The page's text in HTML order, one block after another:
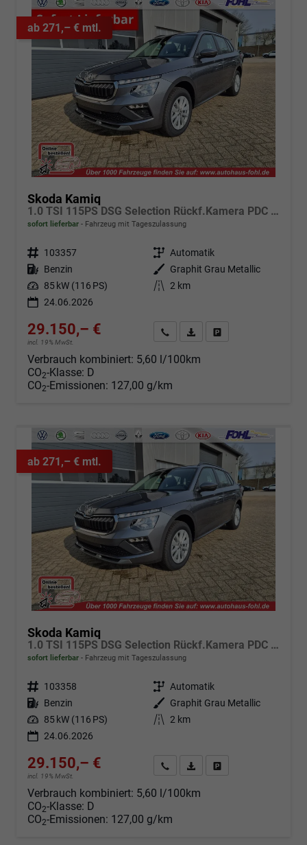
ab 271,– € mtl.
Skoda Kamiq
1.0 TSI 115PS DSG Selection Rückf.Kamera PDC v+h Sitzheizung Klimaautomatik Skoda-Radio Apple CarPlay + Android Auto Tempomat Garantieverlängerung 16"LM
sofort lieferbar Fahrzeug mit Tageszulassung
Fahrzeugnr. 103357 Getriebe Automatik
Kraftstoff Benzin Außenfarbe
Graphit Grau Metallic
Leistung 85 kW (116 PS) Kilometerstand 2 km
24.06.2026
29.150,– €
incl. 19% MwSt.
Angebot anfordern
Fahrzeugexpose (PDF)
Verbrauch kombiniert: 5,60 l/100km
CO2-Klasse: D
CO2-Emissionen: 127,00 g/km
ab 271,– € mtl.
Skoda Kamiq
1.0 TSI 115PS DSG Selection Rückf.Kamera PDC v+h Sitzheizung Klimaautomatik Skoda-Radio Apple CarPlay + Android Auto Tempomat Garantieverlängerung 16"LM
sofort lieferbar Fahrzeug mit Tageszulassung
Fahrzeugnr. 103358 Getriebe Automatik
Kraftstoff Benzin Außenfarbe
Graphit Grau Metallic
Leistung 85 kW (116 PS) Kilometerstand 2 km
24.06.2026
29.150,– €
incl. 19% MwSt.
Angebot anfordern
Fahrzeugexpose (PDF)
Verbrauch kombiniert: 5,60 l/100km
CO2-Klasse: D
CO2-Emissionen: 127,00 g/km